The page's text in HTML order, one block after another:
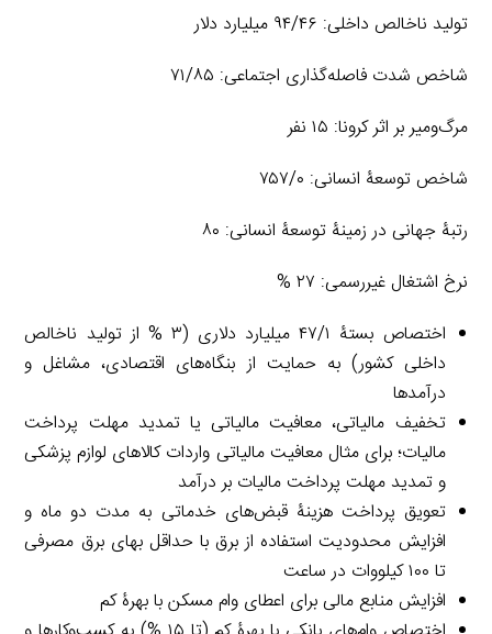
تولید ناخالص داخلی: ۹۴/۴۶ میلیارد دلار
شاخص شدت فاصله‌گذاری اجتماعی: ۷۱/۸۵
مرگ‌ومیر بر اثر کرونا: ۱۵ نفر
شاخص توسعۀ انسانی: ۷۵۷/۰
رتبۀ جهانی در زمینۀ توسعۀ انسانی: ۸۰
نرخ اشتغال غیررسمی: ۲۷ %
اختصاص بستۀ ۴۷/۱ میلیارد دلاری (۳ % از تولید ناخالص
داخلی کشور) به حمایت از بنگاه‌های اقتصادی، مشاغل و
درآمدها
تخفیف مالیاتی، معافیت مالیاتی یا تمدید مهلت پرداخت
مالیات؛ برای مثال معافیت مالیاتی واردات کالاهای لوازم پزشکی
و تمدید مهلت پرداخت مالیات بر درآمد
تعویق پرداخت هزینۀ قبض‌های خدماتی به مدت دو ماه و
افزایش محدودیت استفاده از برق با حداقل بهای برق مصرفی
تا ۱۰۰ کیلووات در ساعت
افزایش منابع مالی برای اعطای وام مسکن با بهرۀ کم